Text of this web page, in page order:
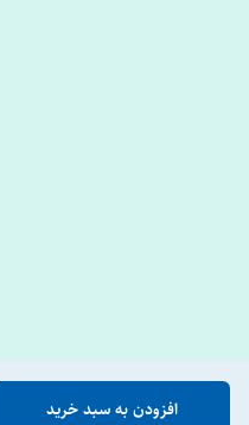
افزودن به سبد خرید